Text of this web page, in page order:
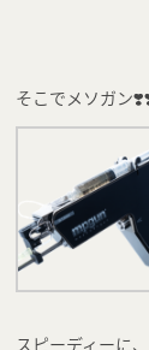
そこでメソガン
スピーディーに